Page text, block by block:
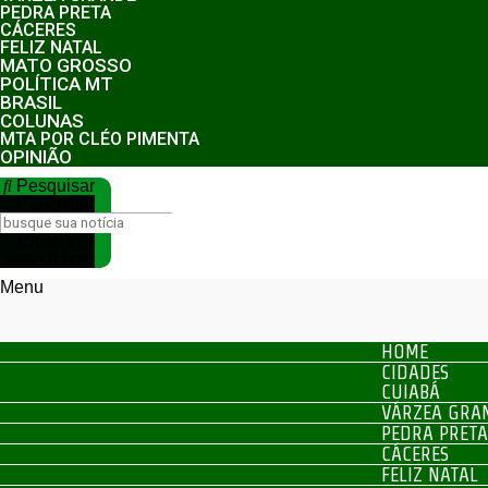
PEDRA PRETA
CÁCERES
FELIZ NATAL
MATO GROSSO
POLÍTICA MT
BRASIL
COLUNAS
MTA POR CLÉO PIMENTA
OPINIÃO
Pesquisar
Menu
HOME
CIDADES
CUIABÁ
VÁRZEA
PEDRA PRETA
CÁCERES
FELIZ NATAL